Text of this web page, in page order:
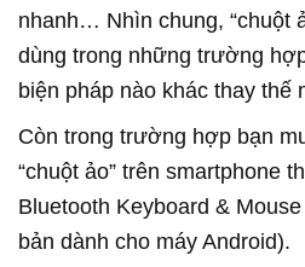
nhanh… Nhìn chung, “chuột
dùng trong những trường
biện pháp nào khác thay thế
Còn trong trường hợp bạn
“chuột ảo” trên smartphone
Bluetooth Keyboard & Mouse
bản dành cho máy Android).